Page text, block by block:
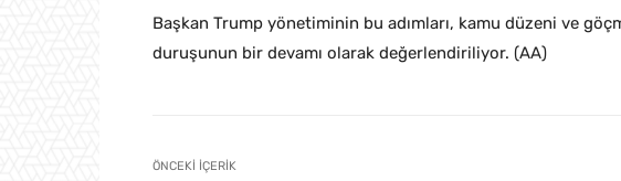
Başkan Trump yönetiminin bu adımları, kamu düzeni ve
duruşunun bir devamı olarak değerlendiriliyor. (AA)
ÖNCEKI İÇERIK